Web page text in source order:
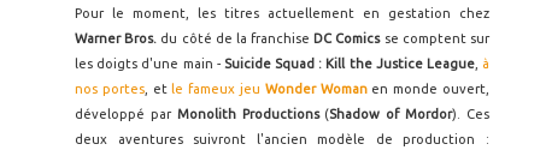
Pour le moment, les titres actuellement en gestation chez
Warner Bros. du côté de la franchise DC Comicsse comptent sur
les doigts d'une main - Suicide Squad : Kill the Justice League, à
nos portes, et le fameux jeu Wonder Womanen monde ouvert,
développé par Monolith Productions(Shadow of Mordor). Ces
deux aventures suivront l'ancien modèle de production :